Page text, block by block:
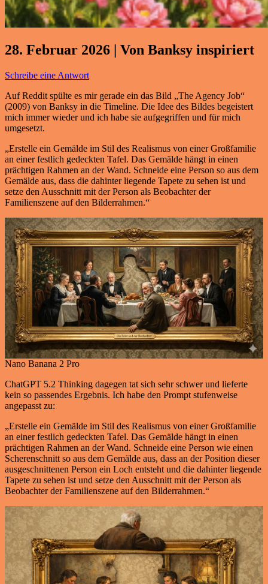
28. Februar 2026 | Von Banksy inspiriert
Schreibe eine Antwort
Auf Reddit spülte es mir gerade ein das Bild „The Agency Job“
(2009) von Banksy in die Timeline. Die Idee des Bildes begeistert
mich immer wieder und ich habe sie aufgegriffen und für mich
umgesetzt.
„Erstelle ein Gemälde im Stil des Realismus von einer Großfamilie
an einer festlich gedeckten Tafel. Das Gemälde hängt in einen
prächtigen Rahmen an der Wand. Schneide eine Person so aus dem
Gemälde aus, dass die dahinter liegende Tapete zu sehen ist und
setze den Ausschnitt mit der Person als Beobachter der
Familienszene auf den Bilderrahmen.“
Nano Banana 2 Pro
ChatGPT 5.2 Thinking dagegen tat sich sehr schwer und lieferte
kein so passendes Ergebnis. Ich habe den Prompt stufenweise
angepasst zu:
„Erstelle ein Gemälde im Stil des Realismus von einer Großfamilie
an einer festlich gedeckten Tafel. Das Gemälde hängt in einen
prächtigen Rahmen an der Wand. Schneide eine Person wie einen
Scherenschnitt so aus dem Gemälde aus, dass an der Position dieser
ausgeschnittenen Person ein Loch entsteht und die dahinter liegende
Tapete zu sehen ist und setze den Ausschnitt mit der Person als
Beobachter der Familienszene auf den Bilderrahmen.“